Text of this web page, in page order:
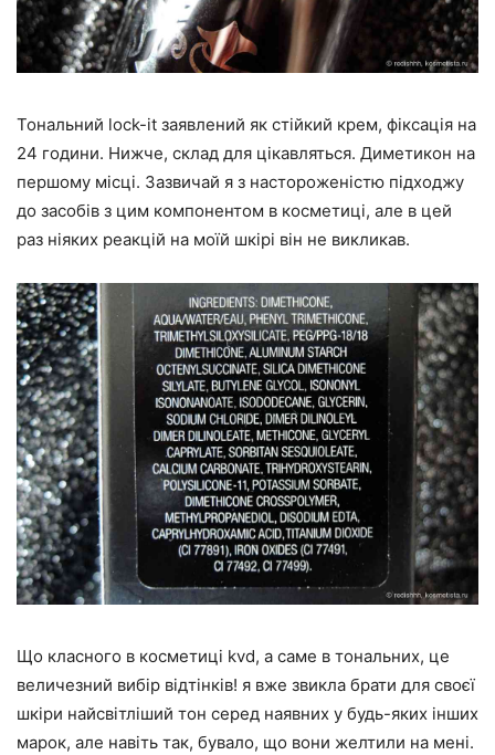
Тональний lock-it заявлений як стійкий крем, фіксація на
24 години. Нижче, склад для цікавляться. Диметикон на
першому місці. Зазвичай я з настороженістю підходжу
до засобів з цим компонентом в косметиці, але в цей
раз ніяких реакцій на моїй шкірі він не викликав.
Що класного в косметиці kvd, а саме в тональних, це
величезний вибір відтінків! я вже звикла брати для своєї
шкіри найсвітліший тон серед наявних у будь-яких інших
марок, але навіть так, бувало, що вони желтили на мені.